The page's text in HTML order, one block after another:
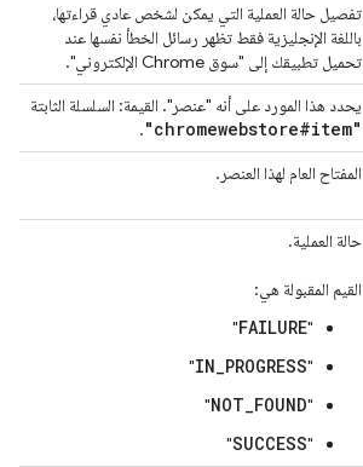
تفصيل حالة العملية التي يمكن لشخص عادي قراءتها،
باللغة الإنجليزية فقط تظهر رسائل الخطأ نفسها عند
تحميل تطبيقك إلى "سوق Chrome الإلكتروني".
يحدد هذا المورد على أنه "عنصر". القيمة: السلسلة الثابتة
"chromewebstore#item"
.
المفتاح العام لهذا العنصر.
حالة العملية.
القيم المقبولة هي:
"
FAILURE
"
"
IN_PROGRESS
"
"
NOT_FOUND
"
"
SUCCESS
"